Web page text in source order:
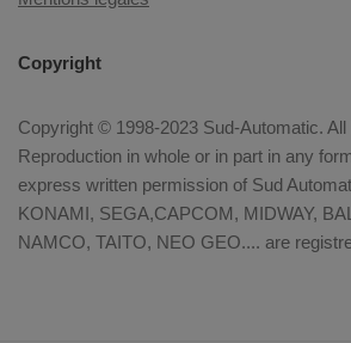
Copyright
Copyright © 1998-2023 Sud-Automatic.
Reproduction in whole or in part in any
express written permission of Sud
KONAMI, SEGA,CAPCOM, MIDWAY,
NAMCO, TAITO, NEO GEO.... are